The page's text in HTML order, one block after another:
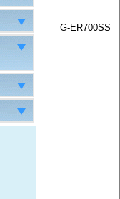
G-ER700SS